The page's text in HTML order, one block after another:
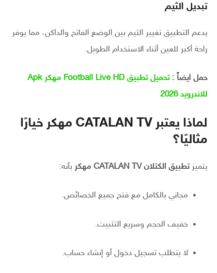
تبديل الثيم
يدعم التطبيق تغيير الثيم بين الوضع الفاتح والداكن، مما يوفر
راحة أكبر للعين أثناء الاستخدام الطويل.
حمل ايضاً :
تحميل تطبيق Football Live HD مهكر Apk
للاندرويد 2026
لماذا يعتبر CATALAN TV مهكر خيارًا
مثاليًا؟
يتميزتطبيق الكتلان CATALAN TV مهكر بأنه:
مجاني بالكامل مع فتح جميع الخصائص.
خفيف الحجم وسريع التثبيت.
لا يتطلب تسجيل دخول أو إنشاء حساب.